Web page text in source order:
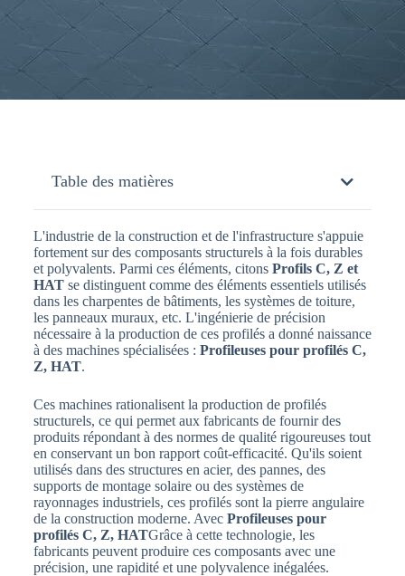
Table des matières
L'industrie de la construction et de l'infrastructure s'appuie
fortement sur des composants structurels à la fois durables
et polyvalents. Parmi ces éléments, citons Profils C, Z et
HATse distinguent comme des éléments essentiels utilisés
dans les charpentes de bâtiments, les systèmes de toiture,
les panneaux muraux, etc. L'ingénierie de précision
nécessaire à la production de ces profilés a donné naissance
à des machines spécialisées : Profileuses pour profilés C,
Z, HAT.
Ces machines rationalisent la production de profilés
structurels, ce qui permet aux fabricants de fournir des
produits répondant à des normes de qualité rigoureuses tout
en conservant un bon rapport coût-efficacité. Qu'ils soient
utilisés dans des structures en acier, des pannes, des
supports de montage solaire ou des systèmes de
rayonnages industriels, ces profilés sont la pierre angulaire
de la construction moderne. Avec Profileuses pour
profilés C, Z, HATGrâce à cette technologie, les
fabricants peuvent produire ces composants avec une
précision, une rapidité et une polyvalence inégalées.